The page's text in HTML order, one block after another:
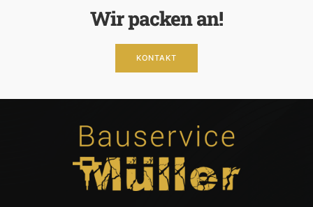
Wir packen an!
KONTAKT